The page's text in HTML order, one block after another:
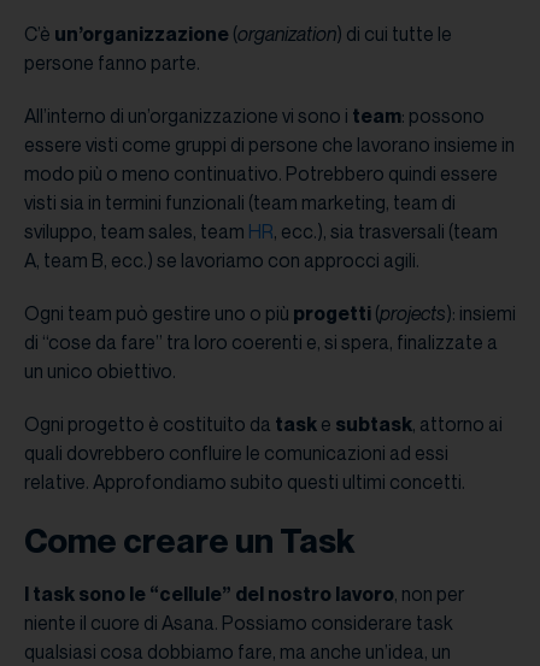
C’è un’organizzazione (organization) di cui tutte le
persone fanno parte.
All’interno di un’organizzazione vi sono i team: possono
essere visti come gruppi di persone che lavorano insieme in
modo più o meno continuativo. Potrebbero quindi essere
visti sia in termini funzionali (team marketing, team di
sviluppo, team sales, team HR, ecc.), sia trasversali (team
A, team B, ecc.) se lavoriamo con approcci agili.
Ogni team può gestire uno o più progetti (projects): insiemi
di “cose da fare” tra loro coerenti e, si spera, finalizzate a
un unico obiettivo.
Ogni progetto è costituito da task e subtask, attorno ai
quali dovrebbero confluire le comunicazioni ad essi
relative. Approfondiamo subito questi ultimi concetti.
Come creare un Task
I task sono le “cellule” del nostro lavoro, non per
niente il cuore di Asana. Possiamo considerare task
qualsiasi cosa dobbiamo fare, ma anche un’idea, un